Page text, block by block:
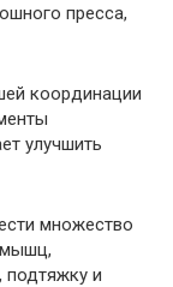
пресса,
координации
улучшить
множество
мышц,
подтяжку и